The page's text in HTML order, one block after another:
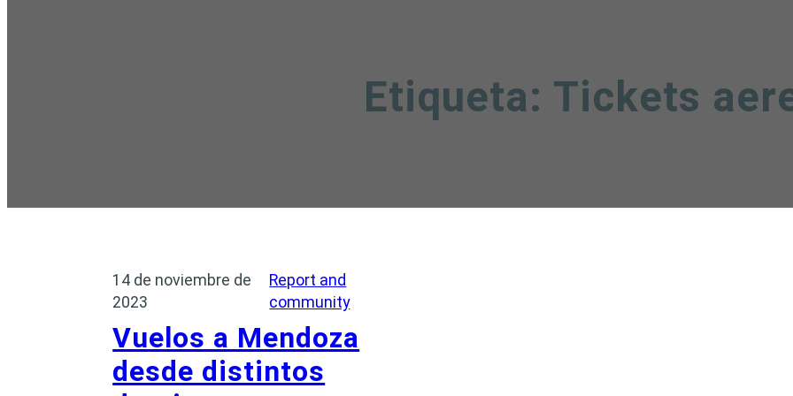
Etiqueta: Tickets
14 de noviembre de
2023
Report and
community
Vuelos a Mendoza
desde distintos